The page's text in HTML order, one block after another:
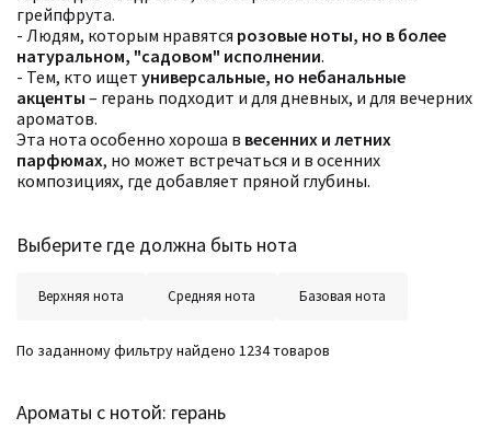
грейпфрута.
- Людям, которым нравятся розовые ноты, но в более
натуральном, "садовом" исполнении.
- Тем, кто ищет универсальные, но небанальные
акценты – герань подходит и для дневных, и для вечерних
ароматов.
Эта нота особенно хороша в весенних и летних
парфюмах, но может встречаться и в осенних
композициях, где добавляет пряной глубины.
Выберите где должна быть нота
Верхняя нота Средняя нота Базовая нота
Ароматы с нотой: герань
По заданному фильтру найдено 1234 товаров